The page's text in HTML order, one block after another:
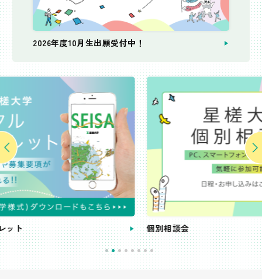
2026年度10月生出願受付中！
個別相談会